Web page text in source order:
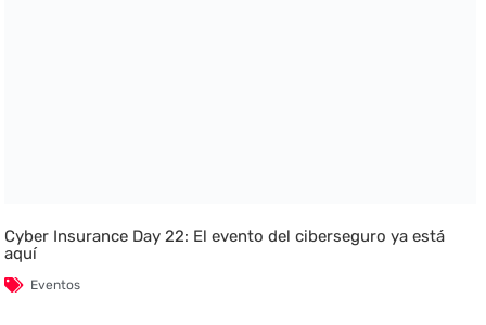
Cyber Insurance Day 22: El evento del ciberseguro ya está
aquí
Eventos